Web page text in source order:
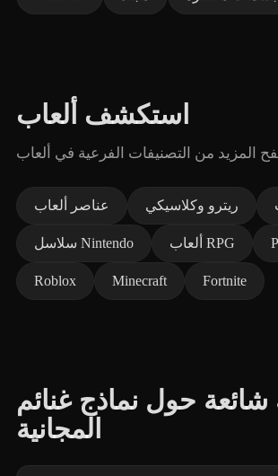
استكشف ألعاب
عناصر ألعاب ريترو وكلاسيكي
سلاسل Nintendo ألعاب RPG
Roblox Minecraft Fortnite
شائعة حول نماذج غنائم
المجانية